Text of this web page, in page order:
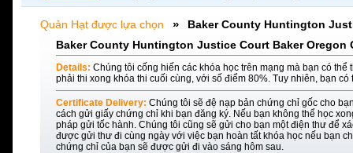
Quản Hạt được lựa chọn »
Baker County Huntington
Baker County Huntington Justice Court Baker
Details: Chúng tôi cống hiến các khóa học trên mạng mà bạn có
phải thi xong khóa thi cuối cùng, với số điểm 80%. Tuy nhiên, bạn
Certificate Delivery: Chúng tôi sẽ đệ nạp bản chứng chỉ gốc cho
cách gửi giấy chứng chỉ khi bạn đăng ký. Nếu bạn không thể học
pháp gửi tốc hành. Chúng tôi cũng sẽ gửi cho bạn một điện thư để
được gửi thư đi cùng ngày với việc bạn hoàn tất khóa học nếu bạn
chứng chỉ của bạn sẽ được gửi đi vào sáng hôm sau.